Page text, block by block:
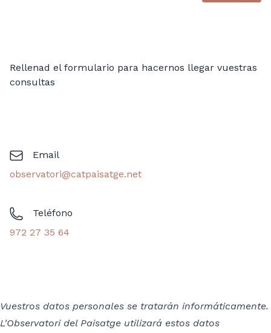
Rellenad el formulario para hacernos llegar vuestras
consultas
Email
observatori@catpaisatge.net
Teléfono
972 27 35 64
Vuestros datos personales se tratarán informáticamente.
L'Observatori del Paisatge utilizará estos datos